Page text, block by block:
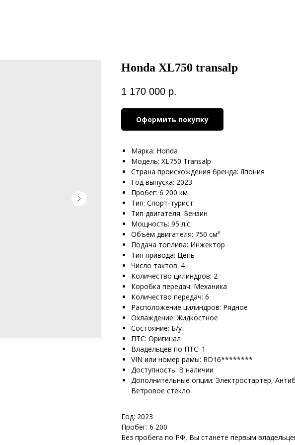
Honda XL750 transalp
1 170 000 р.
Оформить покупку
Марка: Honda
Модель: XL750 Transalp
Страна происхождения бренда: Япония
Год выпуска: 2023
Пробег: 6 200 км
Тип: Спорт-турист
Тип двигателя: Бензин
Мощность: 95 л.с.
Объём двигателя: 750 см³
Подача топлива: Инжектор
Тип привода: Цепь
Число тактов: 4
Количество цилиндров: 2
Коробка передач: Механика
Количество передач: 6
Расположение цилиндров: Рядное
Охлаждение: Жидкостное
Состояние: Б/у
ПТС: Оригинал
Владельцев по ПТС: 1
VIN или номер рамы: RD16********
Доступность: В наличии
Дополнительные опции: Электростартер,
Ветровое стекло
Год: 2023
Пробег: 6 200
Без пробега по РФ, Вы станете первым